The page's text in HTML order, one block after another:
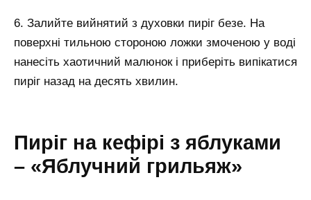
6. Залийте вийнятий з духовки пиріг безе. На
поверхні тильною стороною ложки змоченою у воді
нанесіть хаотичний малюнок і приберіть випікатися
пиріг назад на десять хвилин.
Пиріг на кефірі з яблуками
– «Яблучний грильяж»